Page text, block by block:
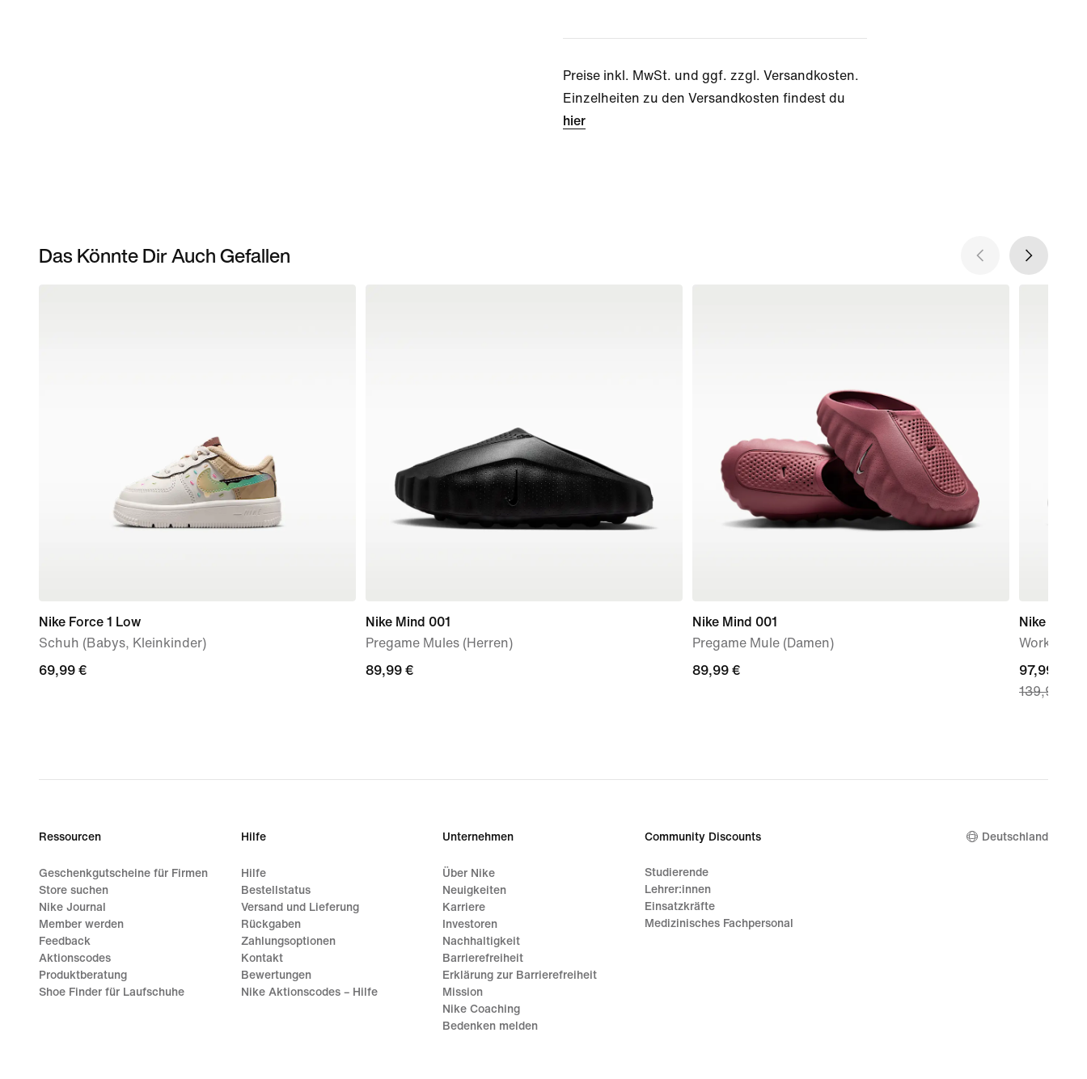
Preise inkl. MwSt. und ggf. zzgl. Versandkosten.
Einzelheiten zu den Versandkosten findest du
hier
Das Könnte Dir Auch Gefallen
Nike Force 1 Low
Schuh (Babys, Kleinkinder)
69,99 €
69,99 €
Nike Mind 001
Pregame Mules (Herren)
89,99 €
89,99 €
Nike Mind 001
Pregame Mule (Damen)
89,99 €
89,99 €
Nike
Workout-
current
price
139,99 €
97,99 €
139,99 €
Ressourcen
Geschenkgutscheine für Firmen
Store suchen
Nike Journal
Member werden
Feedback
Aktionscodes
Produktberatung
Shoe Finder für Laufschuhe
Hilfe
Hilfe
Bestellstatus
Versand und Lieferung
Rückgaben
Zahlungsoptionen
Kontakt
Bewertungen
Nike Aktionscodes – Hilfe
Unternehmen
Über Nike
Neuigkeiten
Karriere
Investoren
Nachhaltigkeit
Barrierefreiheit
Erklärung zur Barrierefreiheit
Mission
Nike Coaching
Bedenken melden
Community Discounts
Studierende
Lehrer:innen
Einsatzkräfte
Medizinisches Fachpersonal
Deutschland